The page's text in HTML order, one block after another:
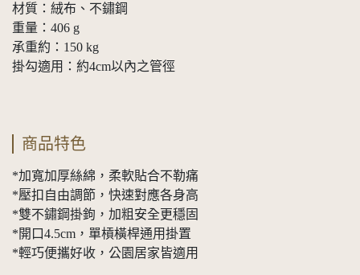
材質：絨布、不鏽鋼
重量：406 g
承重約：150 kg
掛勾適用：約4cm以內之管徑
商品特色
*加寬加厚絲綿，柔軟貼合不勒痛
*壓扣自由調節，快速對應各身高
*雙不鏽鋼掛鉤，加粗安全更穩固
*開口4.5cm，單槓橫桿通用掛置
*輕巧便攜好收，公園居家皆適用